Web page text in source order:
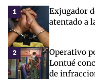
1
Exjugador
atentado a
2
Operativo
Lontué
de